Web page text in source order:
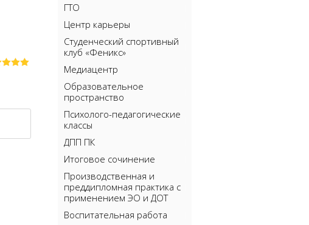
ГТО
Центр карьеры
Cтуденческий спортивный
клуб «Феникс»
Медиацентр
Образовательное
пространство
Психолого-педагогические
классы
ДПП ПК
Итоговое сочинение
Производственная и
преддипломная практика с
применением ЭО и ДОТ
Воспитательная работа